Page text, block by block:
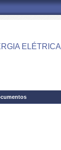
ELÉTRICA